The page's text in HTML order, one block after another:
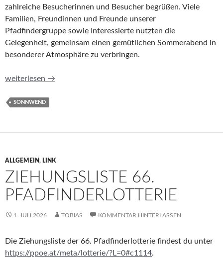
zahlreiche Besucherinnen und Besucher begrüßen. Viele
Familien, Freundinnen und Freunde unserer
Pfadfindergruppe sowie Interessierte nutzten die
Gelegenheit, gemeinsam einen gemütlichen Sommerabend in
besonderer Atmosphäre zu verbringen.
Sonnwendfeuer 2026: Ein stimmungsvoller Sommerabend
weiterlesen →
SONNWEND
ALLGEMEIN, LINK
ZIEHUNGSLISTE 66.
PFADFINDERLOTTERIE
1. JULI 2026 TOBIAS KOMMENTAR HINTERLASSEN
Die Ziehungsliste der 66. Pfadfinderlotterie findest du unter
https://ppoe.at/meta/lotterie/?L=0#c1114.